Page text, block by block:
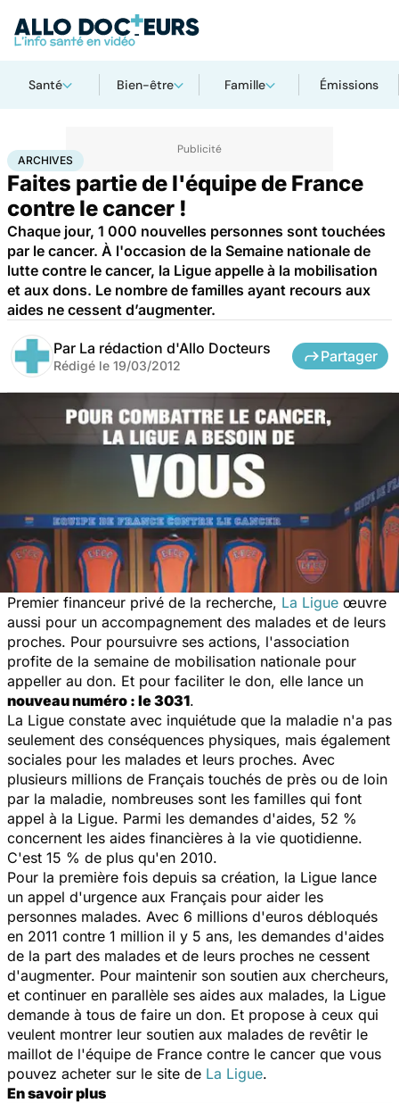
Santé Bien-être Famille Émissions
AccueilSantéMaladies
ARCHIVES
Faites partie de l'équipe de France
contre le cancer !
Chaque jour, 1 000 nouvelles personnes sont touchées
par le cancer. À l'occasion de la Semaine nationale de
lutte contre le cancer, la Ligue appelle à la mobilisation
et aux dons. Le nombre de familles ayant recours aux
aides ne cessent d’augmenter.
Par La rédaction d'Allo Docteurs
Rédigé le 19/03/2012
Partager
Premier financeur privé de la recherche, La Ligue œuvre
aussi pour un accompagnement des malades et de leurs
proches. Pour poursuivre ses actions, l'association
profite de la semaine de mobilisation nationale pour
appeller au don. Et pour faciliter le don, elle lance un
nouveau numéro : le 3031.
La Ligue constate avec inquiétude que la maladie n'a pas
seulement des conséquences physiques, mais également
sociales pour les malades et leurs proches. Avec
plusieurs millions de Français touchés de près ou de loin
par la maladie, nombreuses sont les familles qui font
appel à la Ligue. Parmi les demandes d'aides, 52 %
concernent les aides financières à la vie quotidienne.
C'est 15 % de plus qu'en 2010.
Pour la première fois depuis sa création, la Ligue lance
un appel d'urgence aux Français pour aider les
personnes malades. Avec 6 millions d'euros débloqués
en 2011 contre 1 million il y 5 ans, les demandes d'aides
de la part des malades et de leurs proches ne cessent
d'augmenter. Pour maintenir son soutien aux chercheurs,
et continuer en parallèle ses aides aux malades, la Ligue
demande à tous de faire un don. Et propose à ceux qui
veulent montrer leur soutien aux malades de revêtir le
maillot de l'équipe de France contre le cancer que vous
pouvez acheter sur le site de La Ligue.
En savoir plus